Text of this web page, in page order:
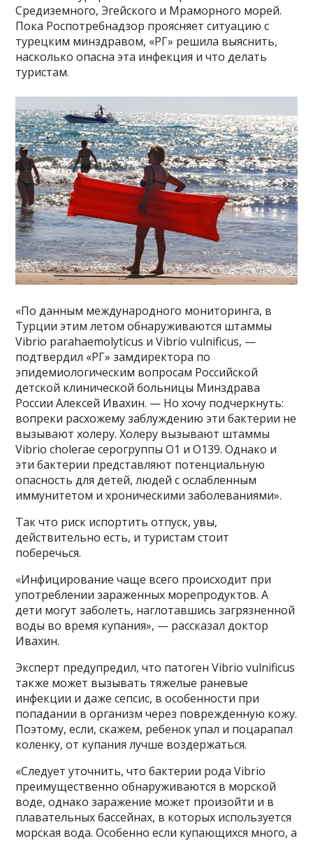
Средиземного, Эгейского и Мраморного морей.
Пока Роспотребнадзор проясняет ситуацию с
турецким минздравом, «РГ» решила выяснить,
насколько опасна эта инфекция и что делать
туристам.
«По данным международного мониторинга, в
Турции этим летом обнаруживаются штаммы
Vibrio parahaemolyticus и Vibrio vulnificus, —
подтвердил «РГ» замдиректора по
эпидемиологическим вопросам Российской
детской клинической больницы Минздрава
России Алексей Ивахин. — Но хочу подчеркнуть:
вопреки расхожему заблуждению эти бактерии не
вызывают холеру. Холеру вызывают штаммы
Vibrio cholerae серогруппы O1 и O139. Однако и
эти бактерии представляют потенциальную
опасность для детей, людей с ослабленным
иммунитетом и хроническими заболеваниями».
Так что риск испортить отпуск, увы,
действительно есть, и туристам стоит
поберечься.
«Инфицирование чаще всего происходит при
употреблении зараженных морепродуктов. А
дети могут заболеть, наглотавшись загрязненной
воды во время купания», — рассказал доктор
Ивахин.
Эксперт предупредил, что патоген Vibrio vulnificus
также может вызывать тяжелые раневые
инфекции и даже сепсис, в особенности при
попадании в организм через поврежденную кожу.
Поэтому, если, скажем, ребенок упал и поцарапал
коленку, от купания лучше воздержаться.
«Следует уточнить, что бактерии рода Vibrio
преимущественно обнаруживаются в морской
воде, однако заражение может произойти и в
плавательных бассейнах, в которых используется
морская вода. Особенно если купающихся много, а